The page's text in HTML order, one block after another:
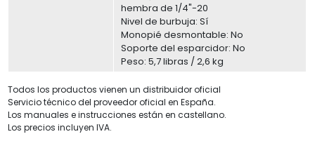
hembra de 1/4"-20
Nivel de burbuja: Sí
Monopié desmontable: No
Soporte del esparcidor: No
Peso: 5,7 libras / 2,6 kg
Todos los productos vienen un distribuidor oficial
Servicio técnico del proveedor oficial en España.
Los manuales e instrucciones están en castellano.
Los precios incluyen IVA.